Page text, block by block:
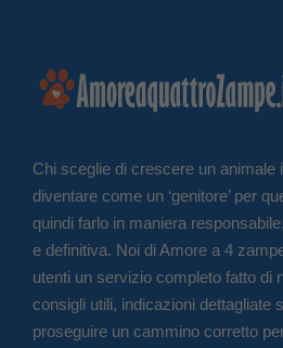
Chi sceglie di crescere un animale
diventare come un ‘genitore’ per
quindi farlo in maniera
e definitiva. Noi di Amore a 4
utenti un servizio completo fatto di
consigli utili, indicazioni dettagliate
proseguire un cammino corretto